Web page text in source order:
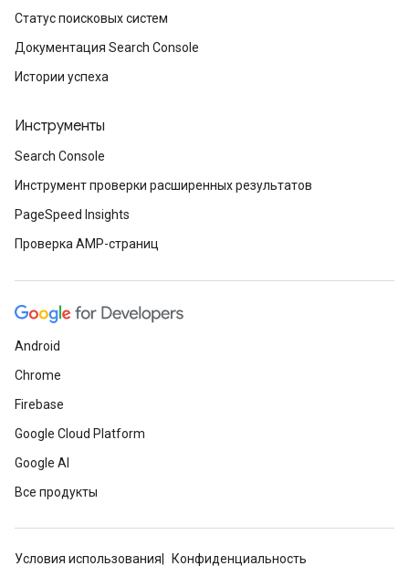
Статус поисковых систем
Документация Search Console
Истории успеха
Инструменты
Search Console
Инструмент проверки расширенных результатов
PageSpeed Insights
Проверка AMP-страниц
Android
Chrome
Firebase
Google Cloud Platform
Google AI
Все продукты
Условия использования Конфиденциальность